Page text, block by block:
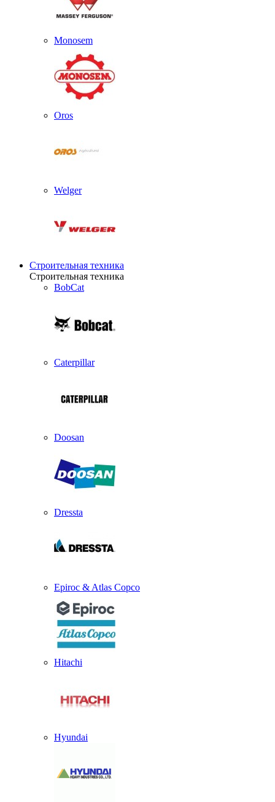
Monosem
Oros
Welger
Строительная техника
Строительная техника
BobCat
Caterpillar
Doosan
Dressta
Epiroc & Atlas Copco
Hitachi
Hyundai